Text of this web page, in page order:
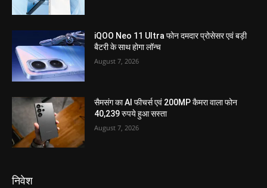
iQOO Neo 11 Ultra फोन दमदार प्रोसेसर एवं बड़ी
बैटरी के साथ होगा लॉन्च
August 7, 2026
सैमसंग का AI फीचर्स एवं 200MP कैमरा वाला फोन
40,239 रुपये हुआ सस्ता
August 7, 2026
निवेश